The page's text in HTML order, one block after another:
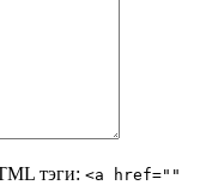
тэги: <a href=""